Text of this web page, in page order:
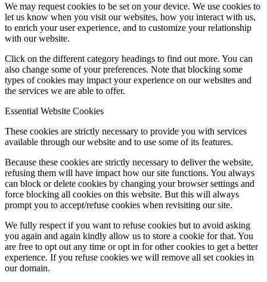
We may request cookies to be set on your device. We use cookies to
let us know when you visit our websites, how you interact with us,
to enrich your user experience, and to customize your relationship
with our website.
Click on the different category headings to find out more. You can
also change some of your preferences. Note that blocking some
types of cookies may impact your experience on our websites and
the services we are able to offer.
Essential Website Cookies
These cookies are strictly necessary to provide you with services
available through our website and to use some of its features.
Because these cookies are strictly necessary to deliver the website,
refusing them will have impact how our site functions. You always
can block or delete cookies by changing your browser settings and
force blocking all cookies on this website. But this will always
prompt you to accept/refuse cookies when revisiting our site.
We fully respect if you want to refuse cookies but to avoid asking
you again and again kindly allow us to store a cookie for that. You
are free to opt out any time or opt in for other cookies to get a better
experience. If you refuse cookies we will remove all set cookies in
our domain.